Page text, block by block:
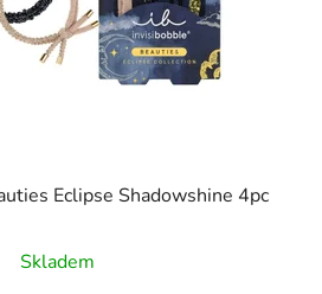
Eclipse Shadowshine 4pc
Skladem